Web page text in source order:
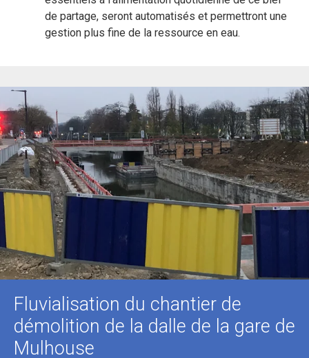
de partage, seront automatisés et permettront une
gestion plus fine de la ressource en eau.
Fluvialisation du chantier de
démolition de la dalle de la gare de
Mulhouse